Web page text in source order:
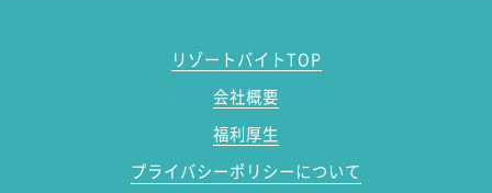
リゾートバイトTOP
会社概要
福利厚生
プライバシーポリシーについて